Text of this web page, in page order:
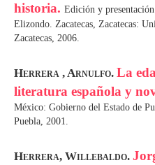
historia. Edición y
Elizondo. Zacatecas, Zacatecas:
Zacatecas, 2006.
Herrera , Arnulfo. La
literatura española y
México: Gobierno del Estado de
Puebla, 2001.
Herrera, Willebaldo.